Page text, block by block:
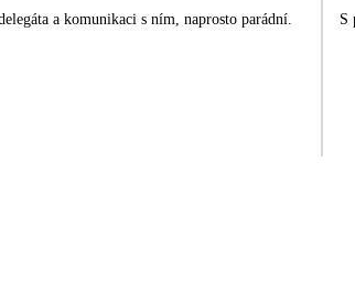
a komunikaci s ním, naprosto parádní.
S